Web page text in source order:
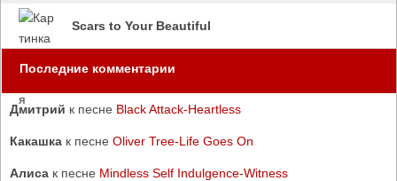
Scars to Your Beautiful
Последние комментарии
Дмитрий к песне Black Attack-Heartless
Какашка к песне Oliver Tree-Life Goes On
Алиса к песне Mindless Self Indulgence-Witness